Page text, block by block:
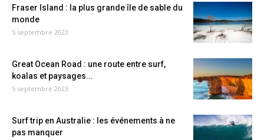
Fraser Island : la plus grande île de sable du
monde
5 septembre 2023
Great Ocean Road : une route entre surf,
koalas et paysages...
5 septembre 2023
Surf trip en Australie : les événements à ne
pas manquer